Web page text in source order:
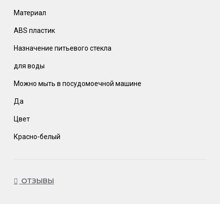
Материал
ABS пластик
Назначение питьевого стекла
для воды
Можно мыть в посудомоечной машине
Да
Цвет
Красно-белый
ОТЗЫВЫ